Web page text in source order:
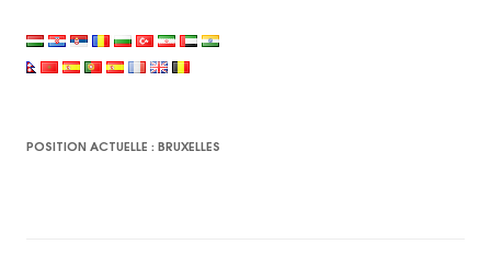
POSITION ACTUELLE : BRUXELLES